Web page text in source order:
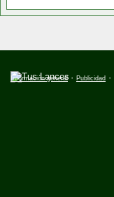
Información general· Publicidad ·